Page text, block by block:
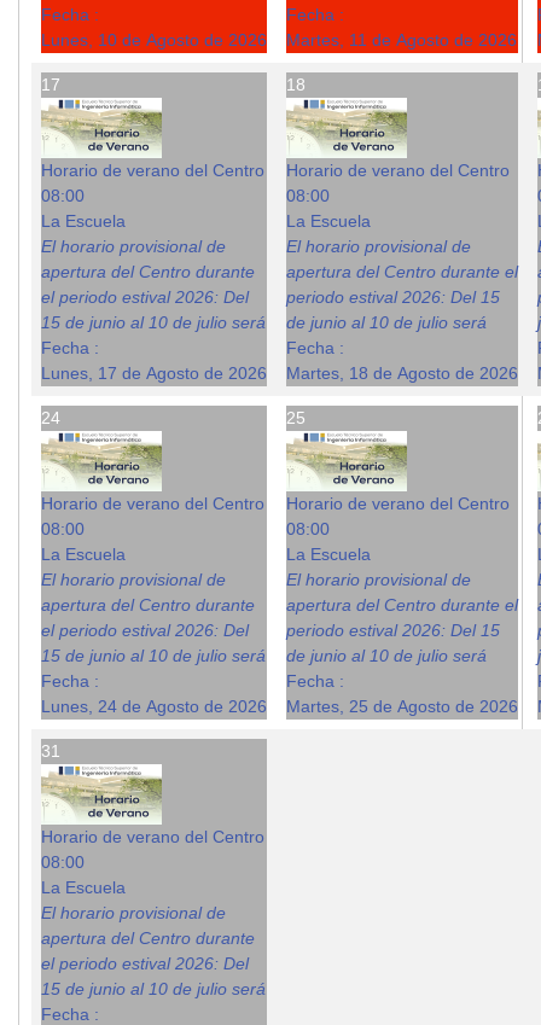
Fecha :
Lunes, 10 de Agosto de 2026
Fecha :
Martes, 11 de Agosto de 2026
17
Horario de verano del Centro
08:00
La Escuela
El horario provisional de
apertura del Centro durante
el periodo estival 2026: Del
15 de junio al 10 de julio será
Fecha :
Lunes, 17 de Agosto de 2026
18
Horario de verano del Centro
08:00
La Escuela
El horario provisional de
apertura del Centro durante el
periodo estival 2026: Del 15
de junio al 10 de julio será
Fecha :
Martes, 18 de Agosto de 2026
24
Horario de verano del Centro
08:00
La Escuela
El horario provisional de
apertura del Centro durante
el periodo estival 2026: Del
15 de junio al 10 de julio será
Fecha :
Lunes, 24 de Agosto de 2026
25
Horario de verano del Centro
08:00
La Escuela
El horario provisional de
apertura del Centro durante el
periodo estival 2026: Del 15
de junio al 10 de julio será
Fecha :
Martes, 25 de Agosto de 2026
31
Horario de verano del Centro
08:00
La Escuela
El horario provisional de
apertura del Centro durante
el periodo estival 2026: Del
15 de junio al 10 de julio será
Fecha :